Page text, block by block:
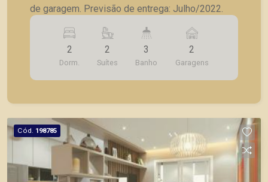
de garagem. Previsão de entrega: Julho/2022.
2
Dorm.
2
Suítes
3
Banho
2
Garagens
Cód. 198785